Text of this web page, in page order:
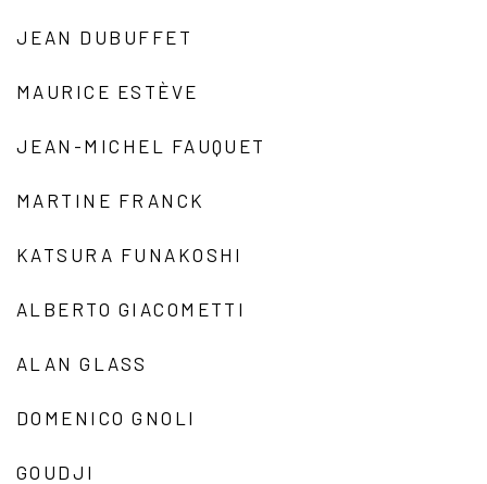
JEAN DUBUFFET
MAURICE ESTÈVE
JEAN-MICHEL FAUQUET
MARTINE FRANCK
KATSURA FUNAKOSHI
ALBERTO GIACOMETTI
ALAN GLASS
DOMENICO GNOLI
GOUDJI